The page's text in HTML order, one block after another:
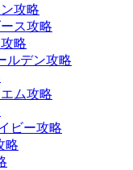
攻略
ス攻略
略
ルデン攻略
ム攻略
ビー攻略
略